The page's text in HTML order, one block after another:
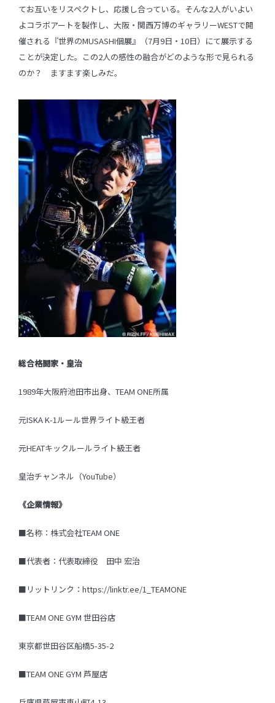
てお互いをリスペクトし、応援し合っている。そんな2人がいよい
よコラボアートを製作し、大阪・関西万博のギャラリーWESTで開
催される『世界のMUSASHI個展』（7月9日・10日）にて展示する
ことが決定した。この2人の感性の融合がどのような形で見られる
のか？ ますます楽しみだ。
総合格闘家・皇治
1989年大阪府池田市出身、TEAM ONE所属
元ISKA K-1ルール世界ライト級王者
元HEATキックルールライト級王者
皇治チャンネル（YouTube）
《企業情報》
■名称：株式会社TEAM ONE
■代表者：代表取締役 田中 宏治
■リットリンク： https://linktr.ee/1_TEAMONE
■TEAM ONE GYM 世田谷店
東京都世田谷区船橋5-35-2
■TEAM ONE GYM 芦屋店